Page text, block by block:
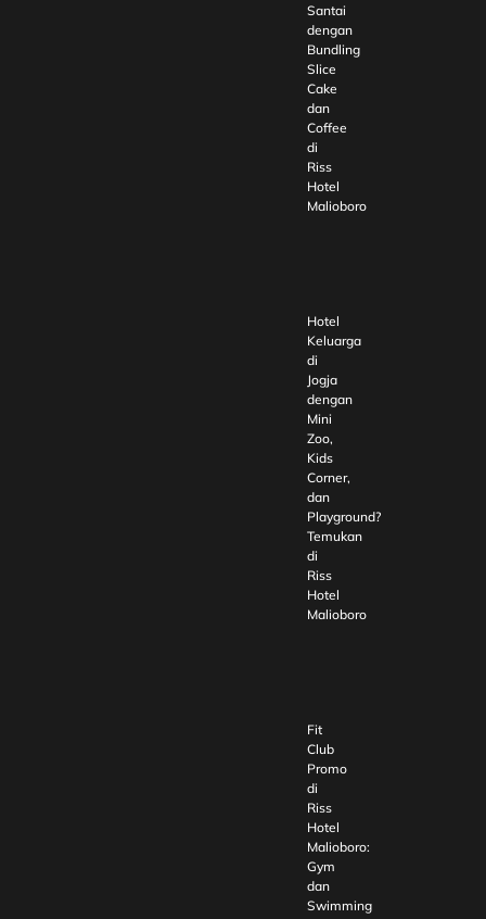
Santai
dengan
Bundling
Slice
Cake
dan
Coffee
di
Riss
Hotel
Malioboro
Hotel
Keluarga
di
Jogja
dengan
Mini
Zoo,
Kids
Corner,
dan
Playground?
Temukan
di
Riss
Hotel
Malioboro
Fit
Club
Promo
di
Riss
Hotel
Malioboro:
Gym
dan
Swimming